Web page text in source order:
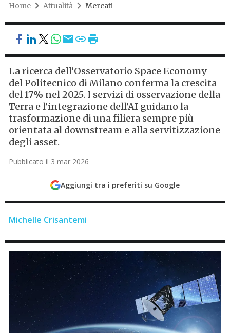
Home Attualità Mercati
La ricerca dell’Osservatorio Space Economy
del Politecnico di Milano conferma la crescita
del 17% nel 2025. I servizi di osservazione della
Terra e l’integrazione dell’AI guidano la
trasformazione di una filiera sempre più
orientata al downstream e alla servitizzazione
degli asset.
Pubblicato il 3 mar 2026
Aggiungi tra i preferiti su Google
Michelle Crisantemi